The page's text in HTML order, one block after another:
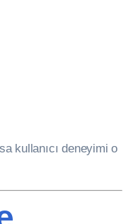
kullanıcı deneyimi o